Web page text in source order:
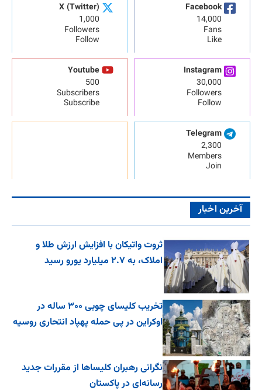
Facebook
14,000
Fans
Like
X (Twitter)
1,000
Followers
Follow
Instagram
30,000
Followers
Follow
Youtube
500
Subscribers
Subscribe
Telegram
2,300
Members
Join
آخرین اخبار
ثروت واتیکان با افزایش ارزش طلا و
املاک، به ۲.۷ میلیارد یورو رسید
تخریب کلیسای چوبی ۳۰۰ ساله در
اوکراین در پی حمله پهپاد انتحاری روسیه
نگرانی رهبران کلیساها از مقررات جدید
رسانه‌ای در پاکستان